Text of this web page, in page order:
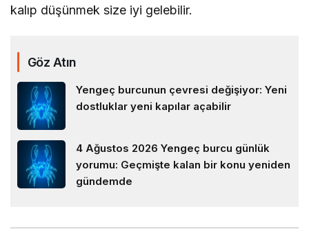
kalıp düşünmek size iyi gelebilir.
Göz Atın
Yengeç burcunun çevresi değişiyor: Yeni
dostluklar yeni kapılar açabilir
4 Ağustos 2026 Yengeç burcu günlük
yorumu: Geçmişte kalan bir konu yeniden
gündemde